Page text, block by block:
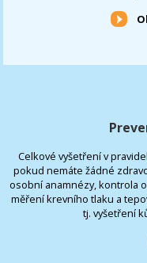
Celkové vyšetření v
pokud nemáte žádné
osobní anamnézy, kontrola
měření krevního tlaku a
tj. vyšetření